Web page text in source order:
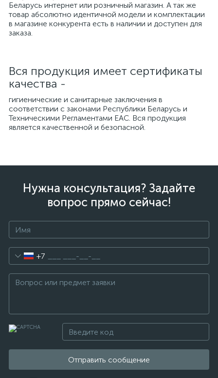
Беларусь интернет или розничный магазин. А так же
товар абсолютно идентичной модели и комплектации
в магазине конкурента есть в наличии и доступен для
заказа.
Вся продукция имеет сертификаты
качества -
гигиенические и санитарные заключения в
соответствии с законами Республики Беларусь и
Техническими Регламентами ЕАС. Вся продукция
является качественной и безопасной.
Нужна консультация? Задайте
вопрос прямо сейчас!
+7
Отправить сообщение